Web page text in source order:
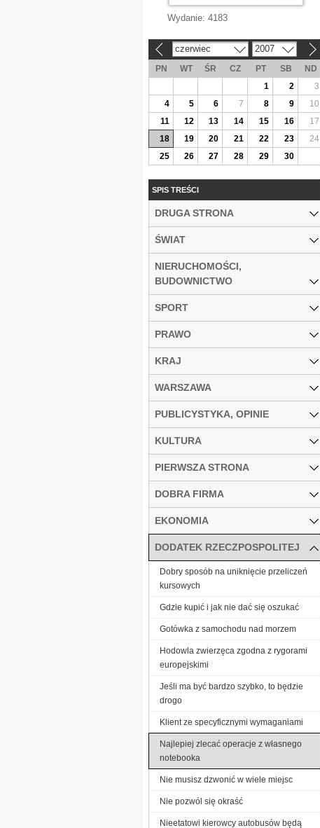
Wydanie: 4183
czerwiec 2007
PN WT ŚR CZ PT SB
ND
1
2
3
4
5 6 7 8 9
10
11
12 13 14 15 16
17
18
19 20 21 22 23
24
25
26 27 28 29 30
SPIS TREŚCI
DRUGA STRONA
ŚWIAT
NIERUCHOMOŚCI,
BUDOWNICTWO
SPORT
PRAWO
KRAJ
WARSZAWA
PUBLICYSTYKA, OPINIE
KULTURA
PIERWSZA STRONA
DOBRA FIRMA
EKONOMIA
DODATEK RZECZPOSPOLITEJ
Dobry sposób na uniknięcie przeliczeń
kursowych
Gdzie kupić i jak nie dać się oszukać
Gotówka z samochodu nad morzem
Hodowla zwierzęca zgodna z rygorami
europejskimi
Jeśli ma być bardzo szybko, to będzie
drogo
Klient ze specyficznymi wymaganiami
Najlepiej zlecać operacje z własnego
notebooka
Nie musisz dzwonić w wiele miejsc
Nie pozwól się okraść
Nieetatowi kierowcy autobusów będą